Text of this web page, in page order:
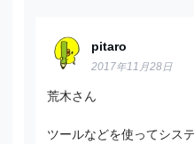
pitaro
2017年11月28日
荒木さん
ツールなどを使ってシス